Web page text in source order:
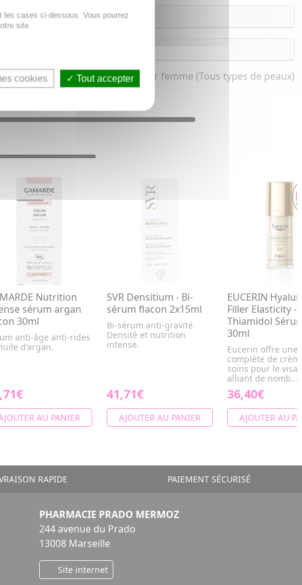
Sérum anti-âge, anti-rides pour femme (Tous types de peaux)
Nutrition
sérum argan
30ml
anti-âge anti-rides
d'argan.
AU PANIER
SVR Densitium - Bi-
sérum flacon 2x15ml
Bi-sérum anti-gravité.
Densité et nutrition
intense.
41,71€
AJOUTER AU PANIER
EUCERIN
Filler Elasticity -
Thiamidol
30ml
Eucerin offre une
complète de
soins pour le
alliant de nomb...
36,40€
AJOUTER AU
RAPIDE PAIEMENT SÉCURISÉ
PHARMACIE PRADO MERMOZ
244 avenue du Prado
13008 Marseille
Site internet
cases ci-dessous. Vous pourrez
site.
cookies Tout accepter